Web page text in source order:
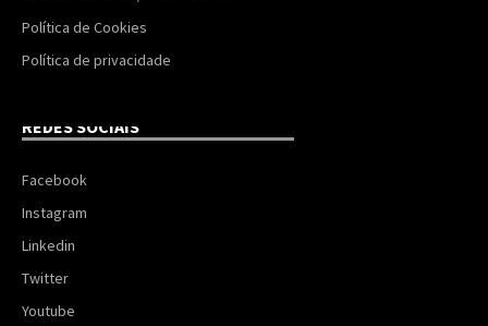
Política de Cookies
Política de privacidade
REDES SOCIAIS
Facebook
Instagram
Linkedin
Twitter
Youtube